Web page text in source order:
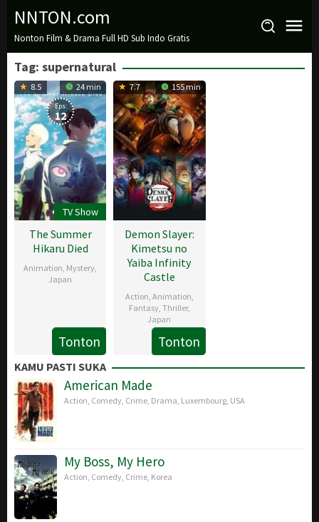
Loncat
konten
NNTON.com
Nonton Film & Drama Full HD Sub Indo Gratis
Tag: supernatural
8.5 24 min
Eps:
12
TV Show
The Summer
Hikaru Died
Animation Mystery
Japan
Jul
2025
Tonton
7.7 155 min
Demon Slayer:
Kimetsu no
Yaiba Infinity
Castle
Action Animation
Fantasy, Thriller,
Japan
18
Jul
Haruo
Sotozaki
Tonton
KAMU PASTI SUKA
American Made
Action Comedy Crime Drama Luxembourg USA
My Boss, My Hero
Action Comedy Crime Korea